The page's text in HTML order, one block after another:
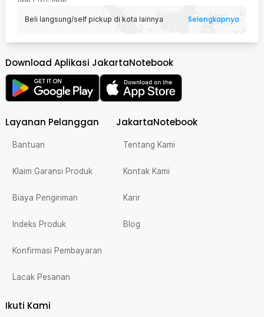
Beli langsung/self pickup di kota lainnya Selengkapnya
Download Aplikasi JakartaNotebook
Layanan Pelanggan
Bantuan
Klaim Garansi Produk
Biaya Pengiriman
Indeks Produk
Konfirmasi Pembayaran
Lacak Pesanan
JakartaNotebook
Tentang Kami
Kontak Kami
Karir
Blog
Ikuti Kami